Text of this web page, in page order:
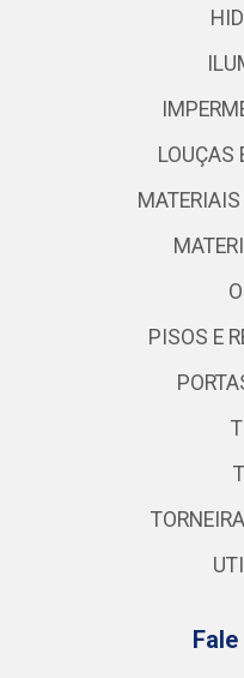
LOUÇAS
PISOS E